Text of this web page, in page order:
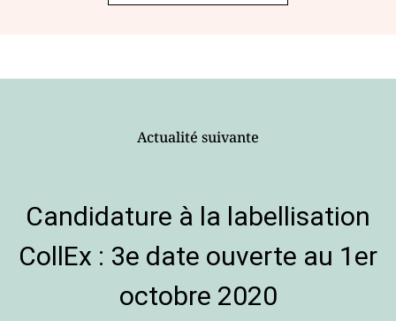
Actualité suivante
Candidature à la labellisation
CollEx : 3e date ouverte au 1er
octobre 2020